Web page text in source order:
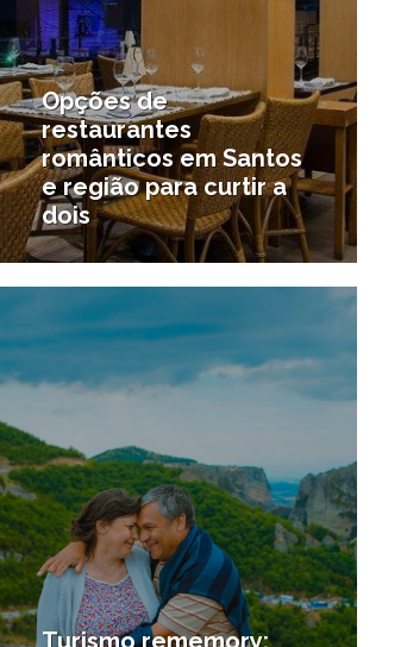
Opções de
restaurantes
românticos em Santos
e região para curtir a
dois
6/10/2018
Turismo rememory: